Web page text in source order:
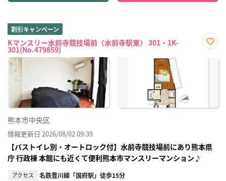
割引キャンペーン
Kマンスリー水前寺競技場前（水前寺駅東） 301・1K-
301(No.479859)
に入
熊本市中央区
情報更新日 2026/08/02 09:39
【バストイレ別・オートロック付】水前寺競技場前にあり熊本県
庁 行政棟 本館にも近くて便利熊本市マンスリーマンション♪
アクセス 名鉄豊川線「国府駅」徒歩15分